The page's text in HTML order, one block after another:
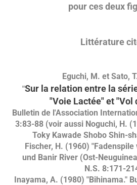
pour ces deux
Littérature
Eguchi, M. et Sato,
"Sur la relation entre la
"Voie Lactée" et "Vol
Bulletin de l'Association
3:83-88 (voir aussi Noguchi, H.
Toky Kawade Shobo Shin-
Fischer, H. (1960)
und Banir River (Ost-
N.S. 8:171-
Inayama, A. (1980) "Bihinama."